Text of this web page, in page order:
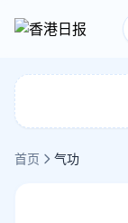
首页 气功